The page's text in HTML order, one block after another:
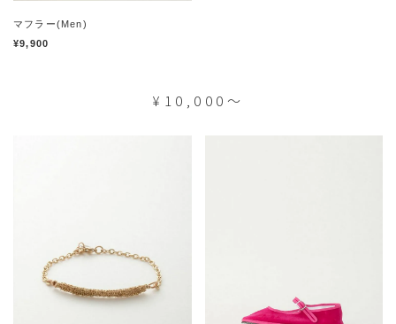
マフラー(Men)
¥9,900
¥10,000～